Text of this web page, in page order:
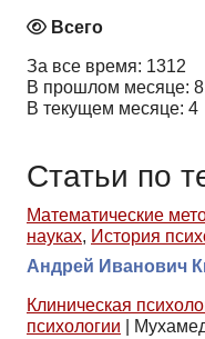
Всего
За все время: 1312
В прошлом месяце: 8
В текущем месяце: 4
Статьи по
Математические
науках, История
Андрей Иванович
Клиническая
психологии